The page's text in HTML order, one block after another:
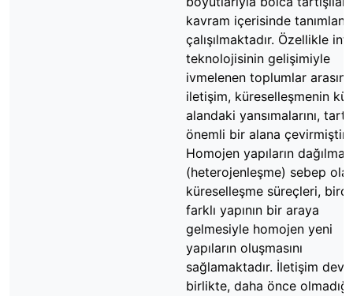
kavram içerisinde
çalışılmaktadır. Özellikle
teknolojisinin gelişimiyle
ivmelenen toplumlar
iletişim, küreselleşmenin
alandaki yansımalarını,
önemli bir alana çevirmiştir.
Homojen yapıların
(heterojenleşme) sebep
küreselleşme süreçleri,
farklı yapının bir araya
gelmesiyle homojen yeni
yapıların oluşmasını
sağlamaktadır. İletişim
birlikte, daha önce olmadığı